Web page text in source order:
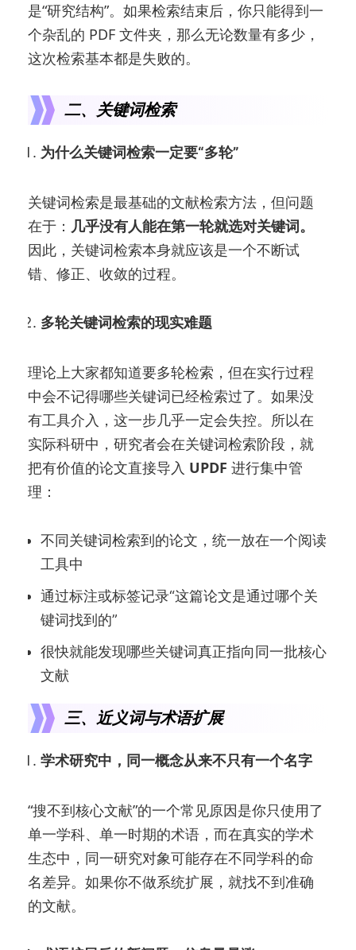
是“研究结构”。如果检索结束后，你只能得到一
个杂乱的 PDF 文件夹，那么无论数量有多少，
这次检索基本都是失败的。
二、关键词检索
为什么关键词检索一定要“多轮”
关键词检索是最基础的文献检索方法，但问题
在于： 几乎没有人能在第一轮就选对关键词。
因此，关键词检索本身就应该是一个不断试
错、修正、收敛的过程。
多轮关键词检索的现实难题
理论上大家都知道要多轮检索，但在实行过程
中会不记得哪些关键词已经检索过了。如果没
有工具介入，这一步几乎一定会失控。所以在
实际科研中，研究者会在关键词检索阶段，就
把有价值的论文直接导入 UPDF 进行集中管
理：
不同关键词检索到的论文，统一放在一个阅读
工具中
通过标注或标签记录“这篇论文是通过哪个关
键词找到的”
很快就能发现哪些关键词真正指向同一批核心
文献
三、近义词与术语扩展
学术研究中，同一概念从来不只有一个名字
“搜不到核心文献”的一个常见原因是你只使用了
单一学科、单一时期的术语，而在真实的学术
生态中，同一研究对象可能存在不同学科的命
名差异。如果你不做系统扩展，就找不到准确
的文献。